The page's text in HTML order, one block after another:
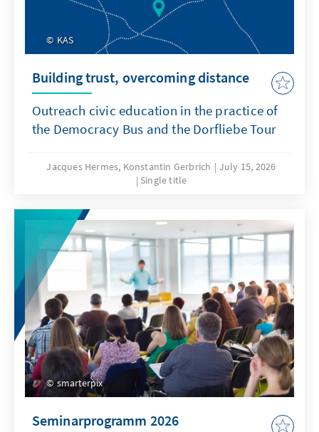
KAS
Building trust, overcoming distance
Outreach civic education in the practice of
the Democracy Bus and the Dorfliebe Tour
Jacques Hermes, Konstantin Gerbrich
July 15, 2026
Single title
smarterpix
Seminarprogramm 2026